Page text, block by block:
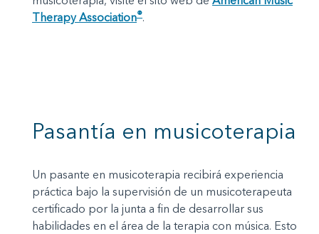
Therapy Association®.
Pasantía en musicoterapia
Un pasante en musicoterapia recibirá experiencia
práctica bajo la supervisión de un musicoterapeuta
certificado por la junta a fin de desarrollar sus
habilidades en el área de la terapia con música. Esto